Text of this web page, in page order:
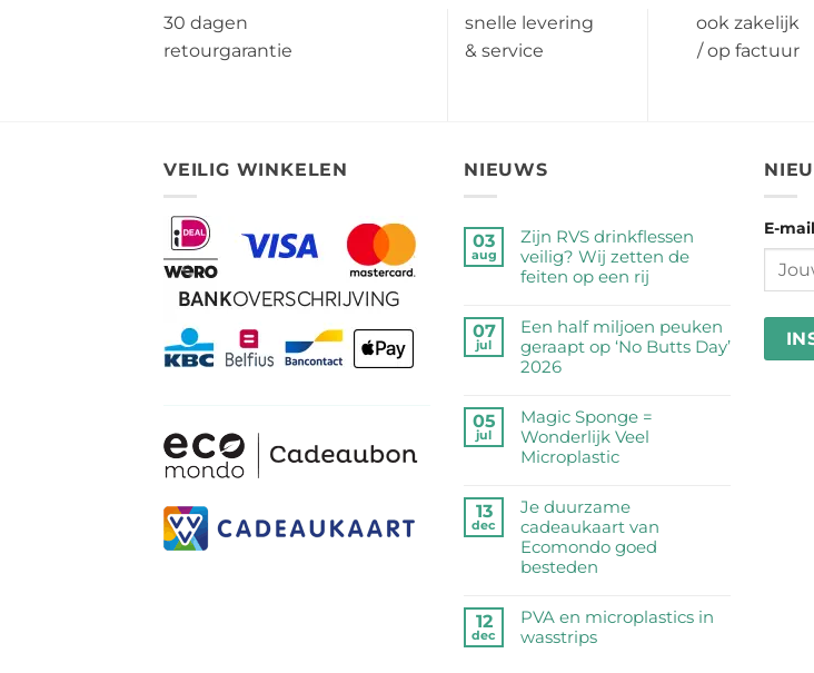
30 dagen
retourgarantie
snelle levering
& service
ook zakelijk
/ op factuur
VEILIG WINKELEN NIEUWS
03
aug
Zijn RVS drinkflessen
veilig? Wij zetten de
feiten op een rij
reacties
op
Zijn
veilig?
Wij
zetten
feiten
op
een
rij
07
jul
Een half miljoen peuken
geraapt op ‘No Butts Day’
2026
reacties
op
Een
peuken
geraapt
op
‘No
Day’
2026
05
jul
Magic Sponge =
Wonderlijk Veel
Microplastic
reacties
op
Magic
Sponge
Veel
Microplastic
13
dec
Je duurzame
cadeaukaart van
Ecomondo goed
besteden
reacties
op
12
dec
PVA en microplastics in
wasstrips
E-